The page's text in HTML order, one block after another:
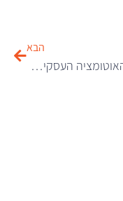
הבא
מגמת האוטומציה העסקית ב־2026: איך בינה מלאכותית משנה את הדרך שבה עסקים עובדים